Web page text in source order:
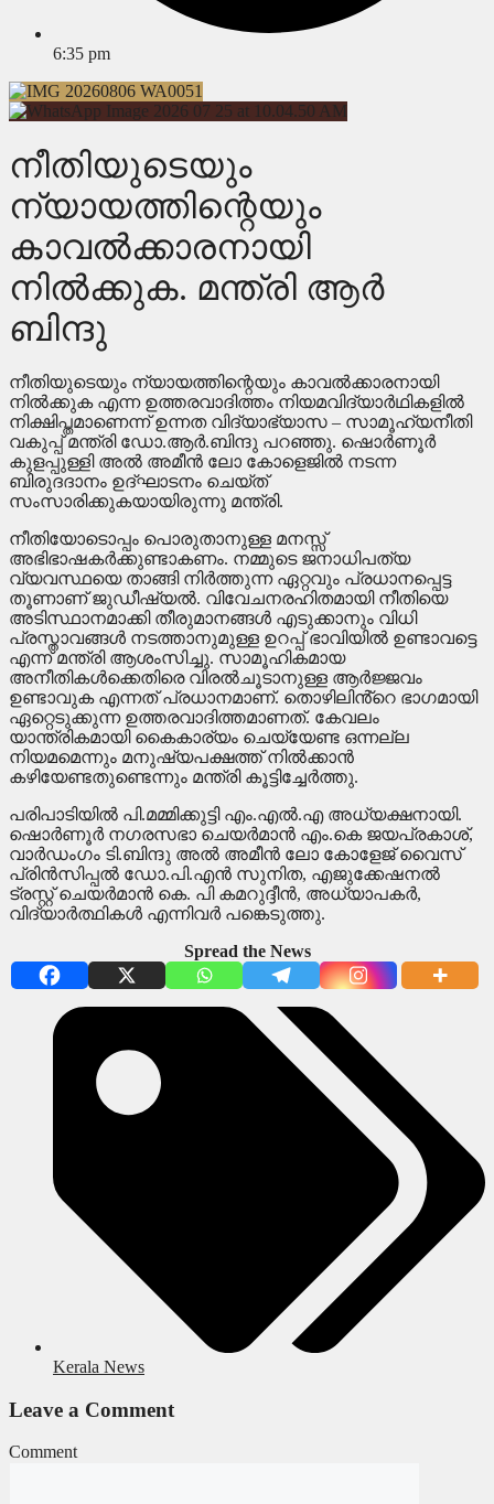
6:35 pm
നീതിയുടെയും
ന്യായത്തിന്റെയും
കാവൽക്കാരനായി
നിൽക്കുക. മന്ത്രി ആർ
ബിന്ദു
നീതിയുടെയും ന്യായത്തിന്റെയും കാവൽക്കാരനായി
നിൽക്കുക എന്ന ഉത്തരവാദിത്തം നിയമവിദ്യാർഥികളിൽ
നിക്ഷിപ്തമാണെന്ന് ഉന്നത വിദ്യാഭ്യാസ – സാമൂഹ്യനീതി
വകുപ്പ് മന്ത്രി ഡോ.ആർ.ബിന്ദു പറഞ്ഞു. ഷൊർണൂർ
കുളപ്പുള്ളി അൽ അമീൻ ലോ കോളെജിൽ നടന്ന
ബിരുദദാനം ഉദ്ഘാടനം ചെയ്ത്
സംസാരിക്കുകയായിരുന്നു മന്ത്രി.
നീതിയോടൊപ്പം പൊരുതാനുള്ള മനസ്സ്
അഭിഭാഷകർക്കുണ്ടാകണം. നമ്മുടെ ജനാധിപത്യ
വ്യവസ്ഥയെ താങ്ങി നിർത്തുന്ന ഏറ്റവും പ്രധാനപ്പെട്ട
തൂണാണ് ജുഡീഷ്യൽ. വിവേചനരഹിതമായി നീതിയെ
അടിസ്ഥാനമാക്കി തീരുമാനങ്ങൾ എടുക്കാനും വിധി
പ്രസ്താവങ്ങൾ നടത്താനുമുള്ള ഉറപ്പ് ഭാവിയിൽ ഉണ്ടാവട്ടെ
എന്ന് മന്ത്രി ആശംസിച്ചു. സാമൂഹികമായ
അനീതികൾക്കെതിരെ വിരൽചൂടാനുള്ള ആർജ്ജവം
ഉണ്ടാവുക എന്നത് പ്രധാനമാണ്. തൊഴിലിൻ്റെ ഭാഗമായി
ഏറ്റെടുക്കുന്ന ഉത്തരവാദിത്തമാണത്. കേവലം
യാന്ത്രികമായി കൈകാര്യം ചെയ്യേണ്ട ഒന്നല്ല
നിയമമെന്നും മനുഷ്യപക്ഷത്ത് നിൽക്കാൻ
കഴിയേണ്ടതുണ്ടെന്നും മന്ത്രി കൂട്ടിച്ചേർത്തു.
പരിപാടിയിൽ പി.മമ്മിക്കുട്ടി എം.എൽ.എ അധ്യക്ഷനായി.
ഷൊർണൂർ നഗരസഭാ ചെയർമാൻ എം.കെ ജയപ്രകാശ്,
വാർഡംഗം ടി.ബിന്ദു അൽ അമീൻ ലോ കോളേജ് വൈസ്
പ്രിൻസിപ്പൽ ഡോ.പി.എൻ സുനിത, എജുക്കേഷനൽ
ട്രസ്റ്റ് ചെയർമാൻ കെ. പി കമറുദ്ദീൻ, അധ്യാപകർ,
വിദ്യാർത്ഥികൾ എന്നിവർ പങ്കെടുത്തു.
Spread the News
Kerala News
Leave a Comment
Comment